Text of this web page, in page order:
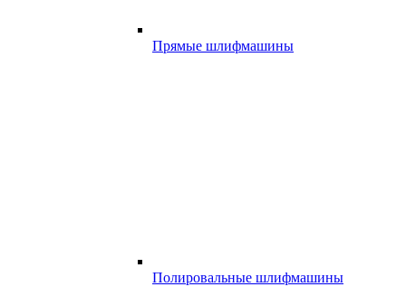
Прямые шлифмашины
Полировальные шлифмашины